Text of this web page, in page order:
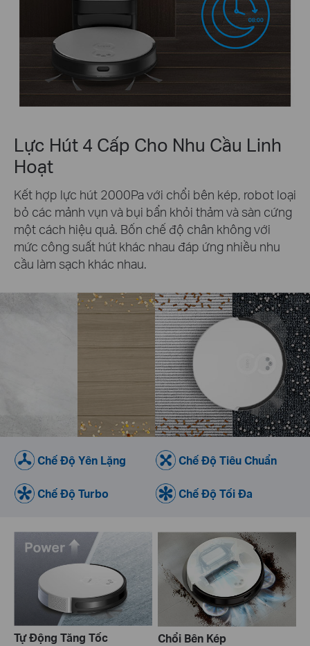
Lực Hút 4 Cấp Cho Nhu Cầu Linh
Hoạt
Kết hợp lực hút 2000Pa với chổi bên kép, robot loại
bỏ các mảnh vụn và bụi bẩn khỏi thảm và sàn cứng
một cách hiệu quả. Bốn chế độ chân không với
mức công suất hút khác nhau đáp ứng nhiều nhu
cầu làm sạch khác nhau.
Chế Độ Yên Lặng Chế Độ Tiêu Chuẩn
Chế Độ Turbo Chế Độ Tối Đa
Tự Động Tăng Tốc Chổi Bên Kép